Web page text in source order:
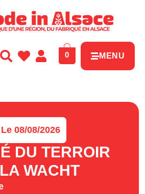
0 MENU
Le 08/08/2026
DU TERROIR
WACHT